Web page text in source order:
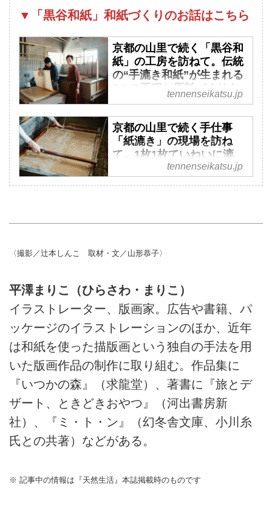
▼「黒谷和紙」和紙づくりのお話はこちら
京都の山里で続く「黒谷和
紙」の工房を訪ねて。伝統
の“手漉き和紙”が生まれる
7つの工程と原料づくりを
拝見／ハタノワタルさん
（和紙職人）×平澤まりこ
さん（版画家・イラストレ
ーター） - 天然生活web
和紙を使った版画作品を手掛け
るイラストレーター・版画家の
平澤まりこさんが、京都・綾部
「黒谷和紙」のできる過程と紙
（『天然生活』2025年5月号掲
tennenseikatsu.jp
京都の山里で続く手仕事
「紙漉き」の現場を訪ね
て。1枚1枚ていねいに漉
く“昔ながらの和紙づく
画家・イラストレーター）
和紙を使った版画作品を手掛け
平澤まりこさんが、京都・綾部
へ。アーティストで和紙職人の
ハタノワタルさんの工房を訪
ね、和紙づくりの現場を見せて
もらいました。古くから続く
「黒谷和紙」の紙漉きの手仕事
を紹介します。 （『天然生
活』2025年5月号掲載）
tennenseikatsu.jp
〈撮影／辻本しんこ 取材・文／山形恭子〉
平澤まりこ（ひらさわ・まりこ）
イラストレーター、版画家。広告や書籍、パ
ッケージのイラストレーションのほか、近年
は和紙を使った描版画という独自の手法を用
いた版画作品の制作に取り組む。作品集に
『いつかの森』（求龍堂）、著書に『旅とデ
ザート、ときどきおやつ』（河出書房新
社）、『ミ・ト・ン』（幻冬舎文庫、小川糸
氏との共著）などがある。
※ 記事中の情報は『天然生活』本誌掲載時のものです